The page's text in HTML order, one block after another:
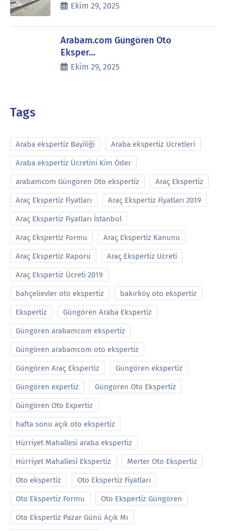
Ekim 29, 2025
Arabam.com Güngören Oto
Eksper…
Ekim 29, 2025
Tags
Araba ekspertiz Bayiliği Araba ekspertiz Ucretleri
Araba ekspertiz Ücretini Kim Öder
arabamcom Güngören Oto ekspertiz Araç Ekspertiz
Araç Ekspertiz Fiyatları Araç Ekspertiz Fiyatları 2019
Araç Ekspertiz Fiyatları İstanbul
Araç Ekspertiz Formu Araç Ekspertiz Kanunu
Araç Ekspertiz Raporu Araç Ekspertiz Ucreti
Araç Ekspertiz Ücreti 2019
bahçelievler oto ekspertiz bakırköy oto ekspertiz
Ekspertiz Güngören Araba Ekspertiz
Güngören arabamcom ekspertiz
Güngören arabamcom oto ekspertiz
Güngören Araç Ekspertiz Güngören ekspertiz
Güngören expertiz Güngören Oto Ekspertiz
Güngören Oto Expertiz
hafta sonu açık oto ekspertiz
Hürriyet Mahallesi araba ekspertiz
Hürriyet Mahallesi Ekspertiz Merter Oto Ekspertiz
Oto ekspertiz Oto Ekspertiz Fiyatları
Oto Ekspertiz Formu Oto Ekspertiz Güngören
Oto Ekspertiz Pazar Günü Açık Mı